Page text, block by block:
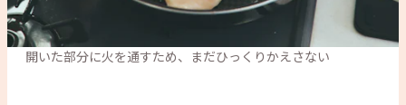
開いた部分に火を通すため、まだひっくりかえさない